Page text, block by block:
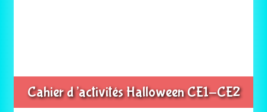
Cahier d’activités Halloween CE1-CE2